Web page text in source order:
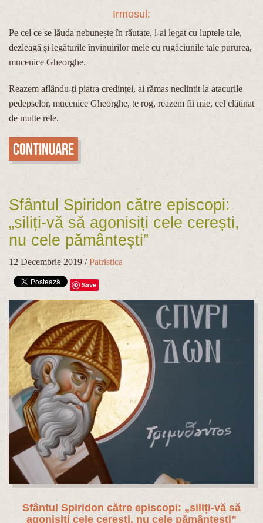
Irmosul:
Pe cel ce se lăuda nebunește în răutate, l-ai legat cu luptele tale,
dezleagă și legăturile învinuirilor mele cu rugăciunile tale pururea,
mucenice Gheorghe.
Reazem aflându-ți piatra credinței, ai rămas neclintit la atacurile
pedepselor, mucenice Gheorghe, te rog, reazem fii mie, cel clătinat
de multe rele.
Continuare
Sfântul Spiridon către episcopi:
„siliți-vă să agonisiți cele cerești,
nu cele pământești”
12 Decembrie 2019 /Patristica
Save
Sfântul Spiridon către episcopi: „siliți-vă să
agonisiți cele cerești, nu cele pământești”